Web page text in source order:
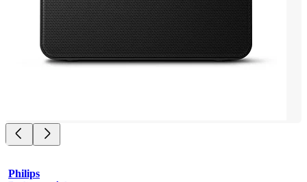
Philips